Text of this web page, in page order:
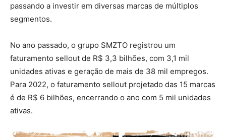
passando a investir em diversas marcas de múltiplos
segmentos.
No ano passado, o grupo SMZTO registrou um
faturamento sellout de R$ 3,3 bilhões, com 3,1 mil
unidades ativas e geração de mais de 38 mil empregos.
Para 2022, o faturamento sellout projetado das 15 marcas
é de R$ 6 bilhões, encerrando o ano com 5 mil unidades
ativas.